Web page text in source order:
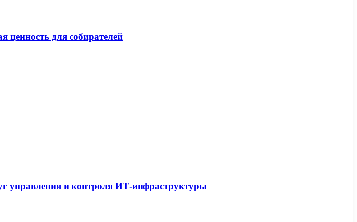
ценность для собирателей
управления и контроля ИТ-инфраструктуры